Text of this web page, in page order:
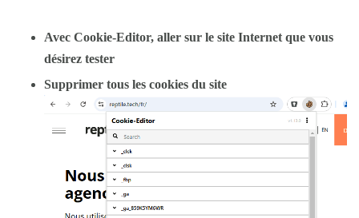
Avec Cookie-Editor, aller sur le site Internet que vous
désirez tester
Supprimer tous les cookies du site